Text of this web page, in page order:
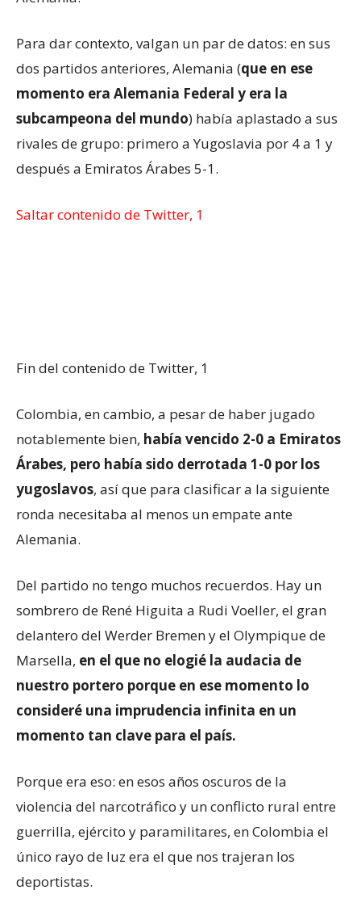
Para dar contexto, valgan un par de datos: en sus
dos partidos anteriores, Alemania (que en ese
momento era Alemania Federal y era la
subcampeona del mundo) había aplastado a sus
rivales de grupo: primero a Yugoslavia por 4 a 1 y
después a Emiratos Árabes 5-1.
Saltar contenido de Twitter, 1
Fin del contenido de Twitter, 1
Colombia, en cambio, a pesar de haber jugado
notablemente bien, había vencido 2-0 a Emiratos
Árabes, pero había sido derrotada 1-0 por los
yugoslavos, así que para clasificar a la siguiente
ronda necesitaba al menos un empate ante
Alemania.
Del partido no tengo muchos recuerdos. Hay un
sombrero de René Higuita a Rudi Voeller, el gran
delantero del Werder Bremen y el Olympique de
Marsella, en el que no elogié la audacia de
nuestro portero porque en ese momento lo
consideré una imprudencia infinita en un
momento tan clave para el país.
Porque era eso: en esos años oscuros de la
violencia del narcotráfico y un conflicto rural entre
guerrilla, ejército y paramilitares, en Colombia el
único rayo de luz era el que nos trajeran los
deportistas.